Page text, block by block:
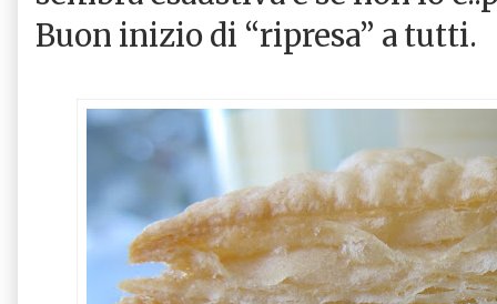
Buon inizio di “ripresa” a tutti.